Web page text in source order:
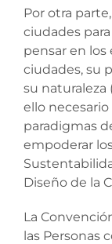
Por otra
ciudades
pensar en los
ciudades, su
su naturaleza
ello
paradigmas
empoderar
Diseño de la
La
las Personas